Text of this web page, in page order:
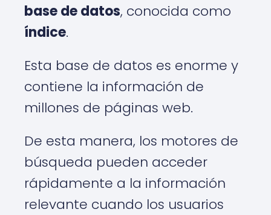
base de datos, conocida como
índice.
Esta base de datos es enorme y
contiene la información de
millones de páginas web.
De esta manera, los motores de
búsqueda pueden acceder
rápidamente a la información
relevante cuando los usuarios